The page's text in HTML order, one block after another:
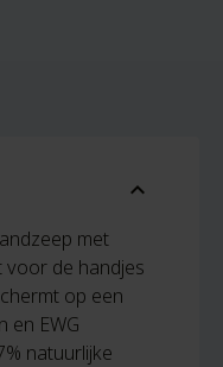
expand_more
met
voor de handjes
op een
en EWG
natuurlijke